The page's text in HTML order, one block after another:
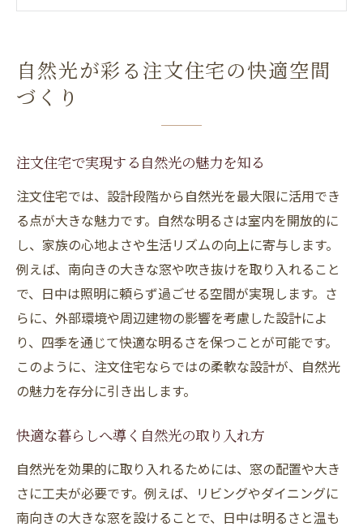
自然日光利用がもたらす住み心地の違い
注文住宅で叶える明るく健康的な生活空間
省エネと明るさを両立する家の工夫
法
自然日光を活用した快適な室内環境づくり
断熱と採光が鍵になる省エネ設計のポイン
ト
注文住宅で進める光と熱のバランス調整術
日射遮蔽と採光を両立する家づくりの工夫
自然光を最大限に活かす省エネ住宅の実例
光あふれる間取りを実現する設計術
注文住宅で光が広がる間取りの考え方
吹き抜けや大開口を活かす採光設計術
注文住宅で叶える光と風が通る家づくり
明るさを生む室内レイアウトのアイデア
自然光とプライバシーを両立させる設計法
自然光が彩る注文住宅の快適空間
づくり
注文住宅で実現する自然光の魅力を知る
注文住宅では、設計段階から自然光を最大限に活用でき
る点が大きな魅力です。自然な明るさは室内を開放的に
し、家族の心地よさや生活リズムの向上に寄与します。
例えば、南向きの大きな窓や吹き抜けを取り入れること
で、日中は照明に頼らず過ごせる空間が実現します。さ
らに、外部環境や周辺建物の影響を考慮した設計によ
り、四季を通じて快適な明るさを保つことが可能です。
このように、注文住宅ならではの柔軟な設計が、自然光
の魅力を存分に引き出します。
快適な暮らしへ導く自然光の取り入れ方
自然光を効果的に取り入れるためには、窓の配置や大き
さに工夫が必要です。例えば、リビングやダイニングに
南向きの大きな窓を設けることで、日中は明るさと温も